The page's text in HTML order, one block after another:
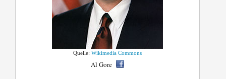
Quelle:Wikimedia Commons
Al Gore